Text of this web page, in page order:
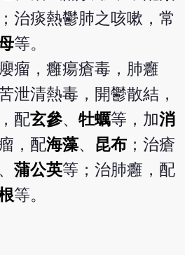
治痰熱鬱肺之咳嗽，常
等。
瘤，癰瘍瘡毒，肺癰
泄清熱毒，開鬱散結，
配玄參、牡蠣等，加消
，配海藻、 昆布 ；治瘡
、蒲公英等；治肺癰，配
等。